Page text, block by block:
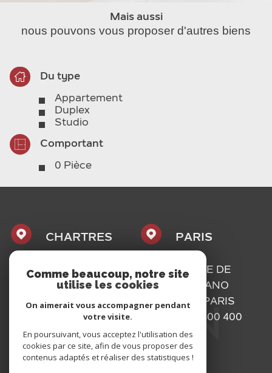
Mais aussi
nous pouvons vous proposer d'autres biens
Du type
Appartement
Duplex
Studio
Comportant
0 Pièce
CHARTRES
02 37 300 400
1, PLACE
MAURICE
CAZALIS
CHARTRES
PARIS
01 73 300 400
16, RUE DE
BASSANO
75116
PARIS
Comme beaucoup, notre site
utilise les cookies
On aimerait vous accompagner pendant
votre visite.
En poursuivant, vous acceptez l'utilisation des
cookies par ce site, afin de vous proposer des
contenus adaptés et réaliser des statistiques !